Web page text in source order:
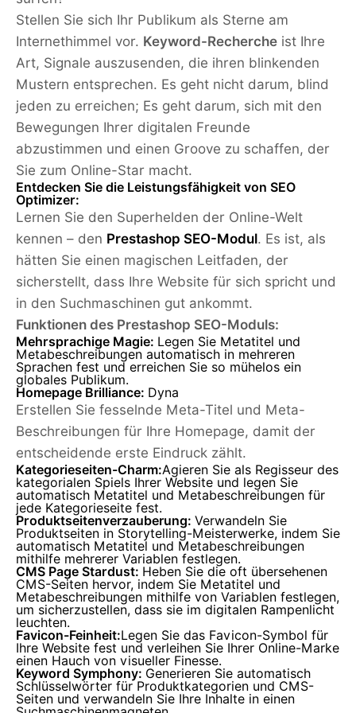
Stellen Sie sich Ihr Publikum als Sterne am
Internethimmel vor. Keyword-Recherche ist Ihre
Art, Signale auszusenden, die ihren blinkenden
Mustern entsprechen. Es geht nicht darum, blind
jeden zu erreichen; Es geht darum, sich mit den
Bewegungen Ihrer digitalen Freunde
abzustimmen und einen Groove zu schaffen, der
Sie zum Online-Star macht.
Entdecken Sie die Leistungsfähigkeit von SEO
Optimizer:
Lernen Sie den Superhelden der Online-Welt
kennen – den Prestashop SEO-Modul. Es ist, als
hätten Sie einen magischen Leitfaden, der
sicherstellt, dass Ihre Website für sich spricht und
in den Suchmaschinen gut ankommt.
Funktionen des Prestashop SEO-Moduls:
Mehrsprachige Magie: Legen Sie Metatitel und
Metabeschreibungen automatisch in mehreren
Sprachen fest und erreichen Sie so mühelos ein
globales Publikum.
Homepage Brilliance: Dyna
Erstellen Sie fesselnde Meta-Titel und Meta-
Beschreibungen für Ihre Homepage, damit der
entscheidende erste Eindruck zählt.
Kategorieseiten-Charm:Agieren Sie als Regisseur des
kategorialen Spiels Ihrer Website und legen Sie
automatisch Metatitel und Metabeschreibungen für
jede Kategorieseite fest.
Produktseitenverzauberung: Verwandeln Sie
Produktseiten in Storytelling-Meisterwerke, indem Sie
automatisch Metatitel und Metabeschreibungen
mithilfe mehrerer Variablen festlegen.
CMS Page Stardust: Heben Sie die oft übersehenen
CMS-Seiten hervor, indem Sie Metatitel und
Metabeschreibungen mithilfe von Variablen festlegen,
um sicherzustellen, dass sie im digitalen Rampenlicht
leuchten.
Favicon-Feinheit:Legen Sie das Favicon-Symbol für
Ihre Website fest und verleihen Sie Ihrer Online-Marke
einen Hauch von visueller Finesse.
Keyword Symphony: Generieren Sie automatisch
Schlüsselwörter für Produktkategorien und CMS-
Seiten und verwandeln Sie Ihre Inhalte in einen